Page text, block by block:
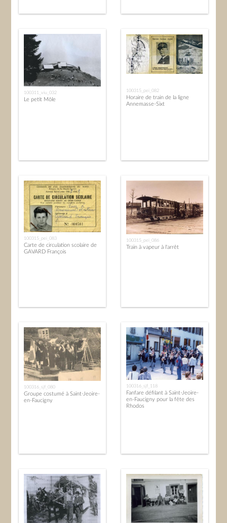
100311_viu_032
Le petit Môle
100315_pei_082
Horaire de train de la ligne
Annemasse-Sixt
100315_pei_083
Carte de circulation scolaire de
GAVARD François
100315_pei_086
Train à vapeur à l'arrêt
100316_sjf_080
Groupe costumé à Saint-Jeoire-
en-Faucigny
100316_sjf_118
Fanfare défilant à Saint-Jeoire-
en-Faucigny pour la fête des
Rhodos